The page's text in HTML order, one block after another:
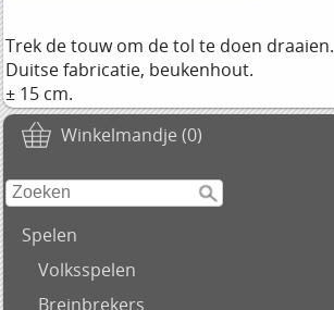
Winkelmandje (0)
Spelen
Volksspelen
Breinbrekers
Trek de touw om de tol te doen draaien.
Duitse fabricatie, beukenhout.
± 15 cm.